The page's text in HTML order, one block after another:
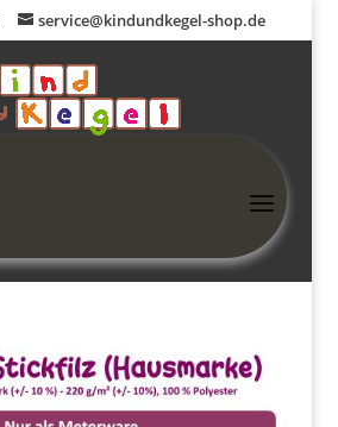
service@kindundkegel-shop.de